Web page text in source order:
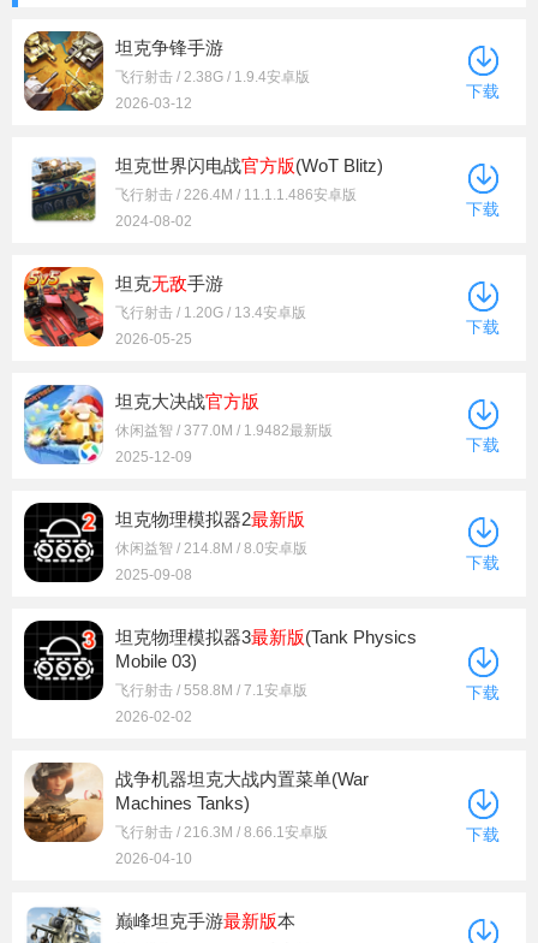
坦克争锋手游
飞行射击 / 2.38G / 1.9.4安卓版
2026-03-12
下载
坦克世界闪电战官方版(WoT Blitz)
飞行射击 / 226.4M / 11.1.1.486安卓版
2024-08-02
下载
坦克无敌手游
飞行射击 / 1.20G / 13.4安卓版
2026-05-25
下载
坦克大决战官方版
休闲益智 / 377.0M / 1.9482最新版
2025-12-09
下载
坦克物理模拟器2最新版
休闲益智 / 214.8M / 8.0安卓版
2025-09-08
下载
坦克物理模拟器3最新版(Tank Physics
Mobile 03)
飞行射击 / 558.8M / 7.1安卓版
2026-02-02
下载
战争机器坦克大战内置菜单(War
Machines Tanks)
飞行射击 / 216.3M / 8.66.1安卓版
2026-04-10
下载
巅峰坦克手游最新版本